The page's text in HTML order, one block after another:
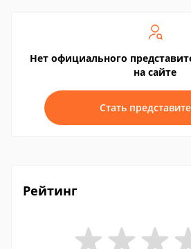
Нет официального
на сайте
Стать
Рейтинг